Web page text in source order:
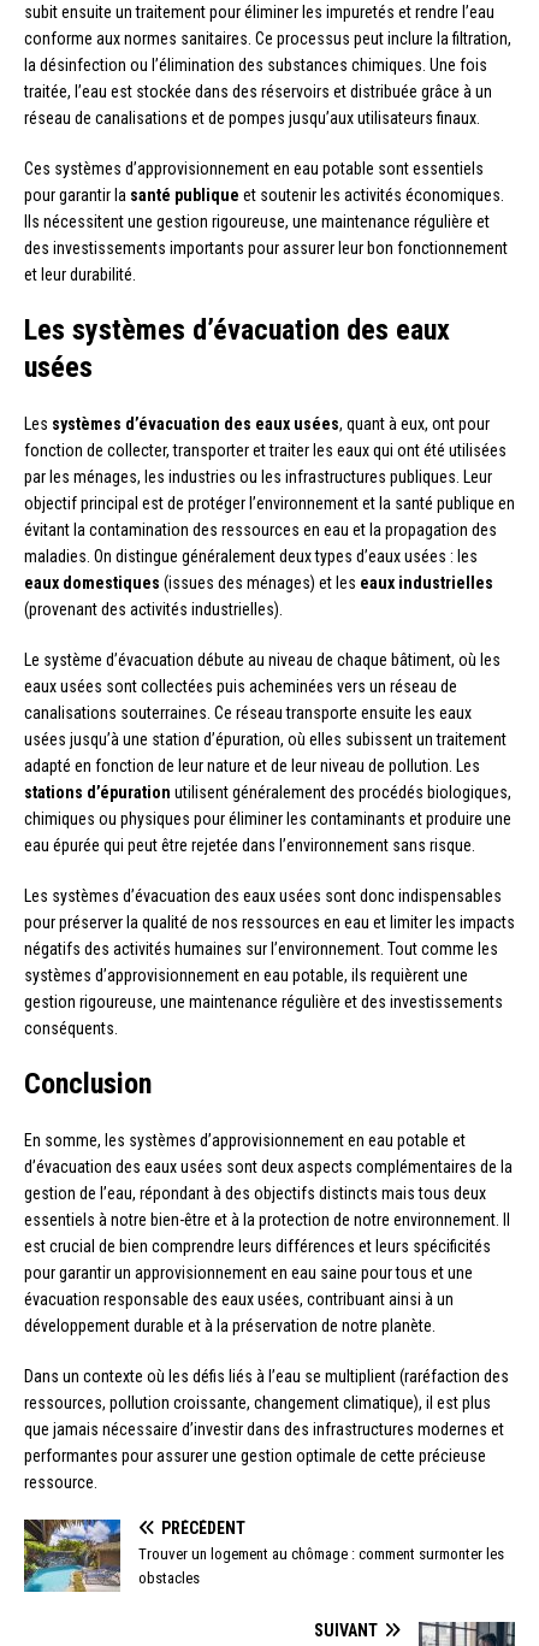
subit ensuite un traitement pour éliminer les impuretés et rendre l’eau
conforme aux normes sanitaires. Ce processus peut inclure la filtration,
la désinfection ou l’élimination des substances chimiques. Une fois
traitée, l’eau est stockée dans des réservoirs et distribuée grâce à un
réseau de canalisations et de pompes jusqu’aux utilisateurs finaux.
Ces systèmes d’approvisionnement en eau potable sont essentiels
pour garantir la santé publique et soutenir les activités économiques.
Ils nécessitent une gestion rigoureuse, une maintenance régulière et
des investissements importants pour assurer leur bon fonctionnement
et leur durabilité.
Les systèmes d’évacuation des eaux
usées
Les systèmes d’évacuation des eaux usées, quant à eux, ont pour
fonction de collecter, transporter et traiter les eaux qui ont été utilisées
par les ménages, les industries ou les infrastructures publiques. Leur
objectif principal est de protéger l’environnement et la santé publique en
évitant la contamination des ressources en eau et la propagation des
maladies. On distingue généralement deux types d’eaux usées : les
eaux domestiques (issues des ménages) et les eaux industrielles
(provenant des activités industrielles).
Le système d’évacuation débute au niveau de chaque bâtiment, où les
eaux usées sont collectées puis acheminées vers un réseau de
canalisations souterraines. Ce réseau transporte ensuite les eaux
usées jusqu’à une station d’épuration, où elles subissent un traitement
adapté en fonction de leur nature et de leur niveau de pollution. Les
stations d’épuration utilisent généralement des procédés biologiques,
chimiques ou physiques pour éliminer les contaminants et produire une
eau épurée qui peut être rejetée dans l’environnement sans risque.
Les systèmes d’évacuation des eaux usées sont donc indispensables
pour préserver la qualité de nos ressources en eau et limiter les impacts
négatifs des activités humaines sur l’environnement. Tout comme les
systèmes d’approvisionnement en eau potable, ils requièrent une
gestion rigoureuse, une maintenance régulière et des investissements
conséquents.
Conclusion
En somme, les systèmes d’approvisionnement en eau potable et
d’évacuation des eaux usées sont deux aspects complémentaires de la
gestion de l’eau, répondant à des objectifs distincts mais tous deux
essentiels à notre bien-être et à la protection de notre environnement. Il
est crucial de bien comprendre leurs différences et leurs spécificités
pour garantir un approvisionnement en eau saine pour tous et une
évacuation responsable des eaux usées, contribuant ainsi à un
développement durable et à la préservation de notre planète.
Dans un contexte où les défis liés à l’eau se multiplient (raréfaction des
ressources, pollution croissante, changement climatique), il est plus
que jamais nécessaire d’investir dans des infrastructures modernes et
performantes pour assurer une gestion optimale de cette précieuse
ressource.
PRÉCÉDENT
Trouver un logement au chômage : comment surmonter les
obstacles
SUIVANT